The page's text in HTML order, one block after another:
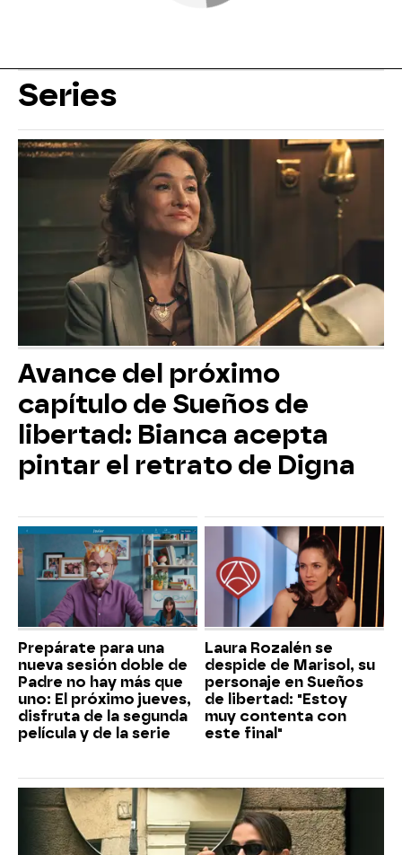
Series
Avance del próximo
capítulo de Sueños de
libertad: Bianca acepta
pintar el retrato de Digna
Prepárate para una
nueva sesión doble de
Padre no hay más que
uno: El próximo jueves,
disfruta de la segunda
película y de la serie
Laura Rozalén se
despide de Marisol, su
personaje en Sueños
de libertad: "Estoy
muy contenta con
este final"